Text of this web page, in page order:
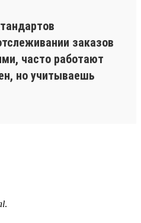
заказов
часто работают
но учитываешь
.